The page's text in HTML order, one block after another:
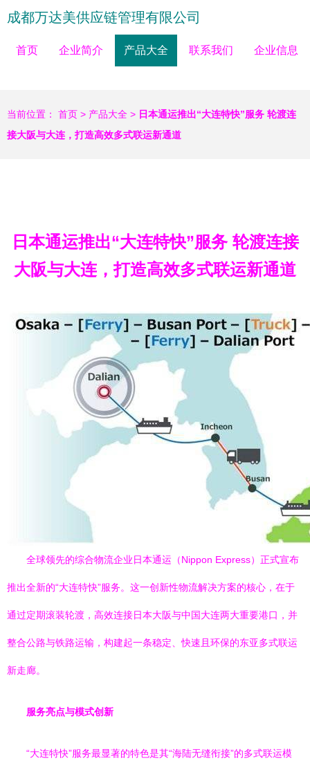
成都万达美供应链管理有限公司
首页 企业简介 产品大全 联系我们 企业信息
当前位置： 首页 > 产品大全 > 日本通运推出“大连特快”服务 轮渡连
接大阪与大连，打造高效多式联运新通道
日本通运推出“大连特快”服务 轮渡连接
大阪与大连，打造高效多式联运新通道
全球领先的综合物流企业日本通运（Nippon Express）正式宣布
推出全新的“大连特快”服务。这一创新性物流解决方案的核心，在于
通过定期滚装轮渡，高效连接日本大阪与中国大连两大重要港口，并
整合公路与铁路运输，构建起一条稳定、快速且环保的东亚多式联运
新走廊。
服务亮点与模式创新
“大连特快”服务最显著的特色是其“海陆无缝衔接”的多式联运模